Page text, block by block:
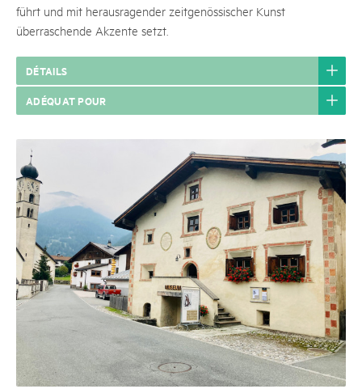
führt und mit herausragender zeitgenössischer Kunst
überraschende Akzente setzt.
DÉTAILS
ADÉQUAT POUR